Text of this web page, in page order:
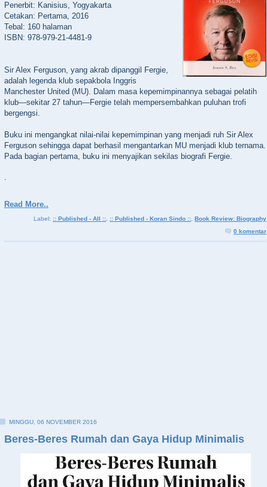
Penerbit: Kanisius, Yogyakarta
Cetakan: Pertama, 2016
Tebal: 160 halaman
ISBN: 978-979-21-4481-9
Sir Alex Ferguson, yang akrab dipanggil Fergie,
adalah legenda klub sepakbola Inggris
Manchester United (MU). Dalam masa kepemimpinannya sebagai pelatih
klub—sekitar 27 tahun—Fergie telah mempersembahkan puluhan trofi
bergengsi.
Buku ini mengangkat nilai-nilai kepemimpinan yang menjadi ruh Sir Alex
Ferguson sehingga dapat berhasil mengantarkan MU menjadi klub ternama.
Pada bagian pertama, buku ini menyajikan sekilas biografi Fergie.
.
Read More..
Label: :: Published - All :: :: Published - Koran Sindo :: Book Review: Biography
0 komentar
MINGGU, 06 NOVEMBER 2016
Beres-Beres Rumah dan Gaya Hidup Minimalis